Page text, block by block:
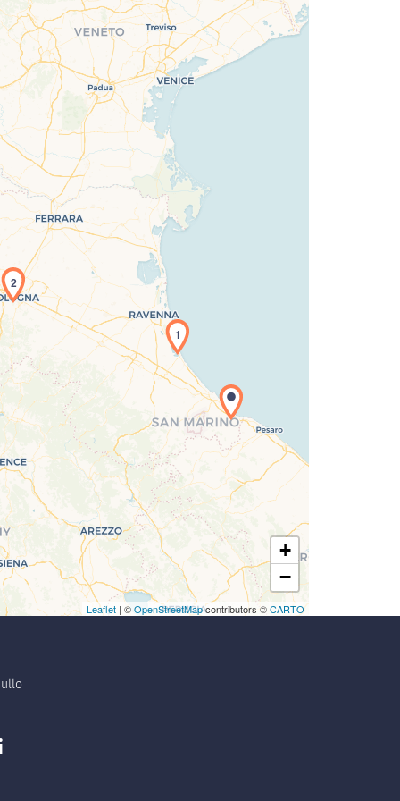
della carta in corso...
1
2
+
−
Leaflet | ©OpenStreetMapcontributors ©CARTO